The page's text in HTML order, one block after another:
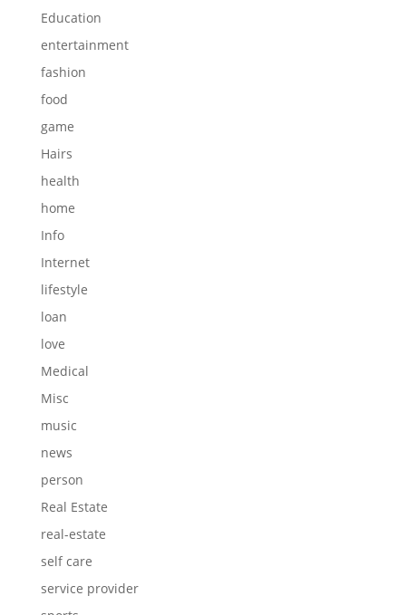
Education
entertainment
fashion
food
game
Hairs
health
home
Info
Internet
lifestyle
loan
love
Medical
Misc
music
news
person
Real Estate
real-estate
self care
service provider